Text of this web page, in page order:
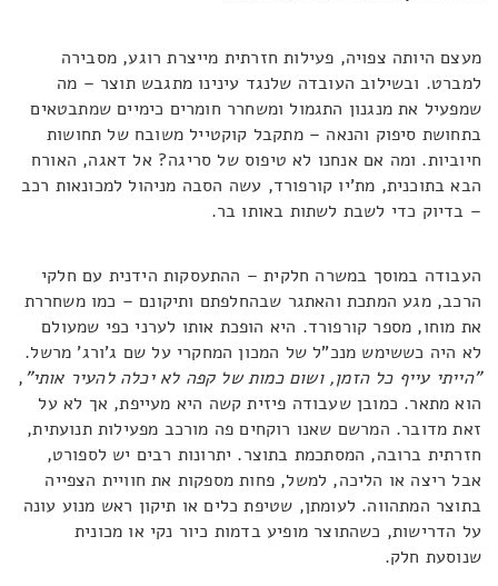
מעצם היותה צפויה, פעילות חזרתית מייצרת רוגע, מסבירה
למברט. ובשילוב העובדה שלנגד עינינו מתגבש תוצר – מה
שמפעיל את מנגנון התגמול ומשחרר חומרים כימיים שמתבטאים
בתחושת סיפוק והנאה – מתקבל קוקטייל משובח של תחושות
חיוביות. ומה אם אנחנו לא טיפוס של סריגה? אל דאגה, האורח
הבא בתוכנית, מת'יו קורפורד, עשה הסבה מניהול למכונאות רכב
– בדיוק כדי לשבת לשתות באותו בר.
העבודה במוסך במשרה חלקית – ההתעסקות הידנית עם חלקי
הרכב, מגע המתכת והאתגר שבהחלפתם ותיקונם – כמו משחררת
את מוחו, מספר קורפורד. היא הופכת אותו לערני כפי שמעולם
לא היה כששימש מנכ"ל של המכון המחקרי על שם ג'ורג' מרשל.
"הייתי עייף כל הזמן, ושום כמות של קפה לא יכלה להעיר אותי",
הוא מתאר. כמובן שעבודה פיזית קשה היא מעייפת, אך לא על
זאת מדובר. המרשם שאנו רוקחים פה מורכב מפעילות תנועתית,
חזרתית ברובה, המסתכמת בתוצר. יתרונות רבים יש לספורט,
אבל ריצה או הליכה, למשל, פחות מספקות את חוויית הצפייה
בתוצר המתהווה. לעומתן, שטיפת כלים או תיקון ראש מנוע עונה
על הדרישות, כשהתוצר מופיע בדמות כיור נקי או מכונית
שנוסעת חלק.